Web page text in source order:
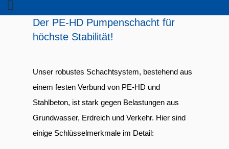
Der PE-HD Pumpenschacht für
höchste Stabilität!
Unser robustes Schachtsystem, bestehend aus
einem festen Verbund von PE-HD und
Stahlbeton, ist stark gegen Belastungen aus
Grundwasser, Erdreich und Verkehr. Hier sind
einige Schlüsselmerkmale im Detail: